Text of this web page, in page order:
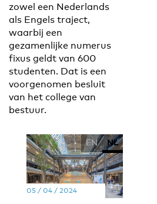
zowel een Nederlands
als Engels traject,
waarbij een
gezamenlijke numerus
fixus geldt van 600
studenten. Dat is een
voorgenomen besluit
van het college van
bestuur.
EN NL
05 / 04 / 2024